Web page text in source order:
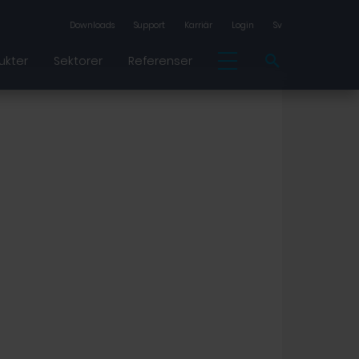
Downloads Support Karriär Login Sv
Sektorer Referenser